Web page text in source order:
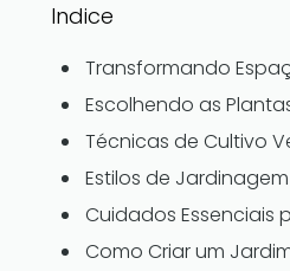
Indice
Transformando
Escolhendo as
Técnicas de Cultivo
Estilos de
Cuidados Essenciais
Como Criar um